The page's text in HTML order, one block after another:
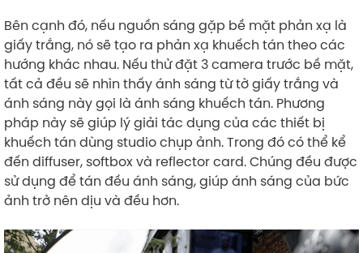
Bên cạnh đó, nếu nguồn sáng gặp bề mặt phản xạ là
giấy trắng, nó sẽ tạo ra phản xạ khuếch tán theo các
hướng khác nhau. Nếu thử đặt 3 camera trước bề mặt,
tất cả đều sẽ nhìn thấy ánh sáng từ tờ giấy trắng và
ánh sáng này gọi là ánh sáng khuếch tán. Phương
pháp này sẽ giúp lý giải tác dụng của các thiết bị
khuếch tán dùng studio chụp ảnh. Trong đó có thể kể
đến diffuser, softbox và reflector card. Chúng đều được
sử dụng để tán đều ánh sáng, giúp ánh sáng của bức
ảnh trở nên dịu và đều hơn.